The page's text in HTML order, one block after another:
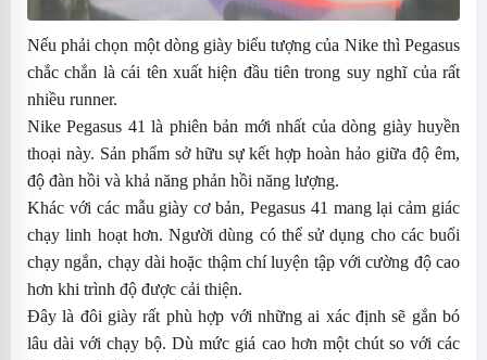
Nếu phải chọn một dòng giày biểu tượng của Nike thì Pegasus
chắc chắn là cái tên xuất hiện đầu tiên trong suy nghĩ của rất
nhiều runner.
Nike Pegasus 41 là phiên bản mới nhất của dòng giày huyền
thoại này. Sản phẩm sở hữu sự kết hợp hoàn hảo giữa độ êm,
độ đàn hồi và khả năng phản hồi năng lượng.
Khác với các mẫu giày cơ bản, Pegasus 41 mang lại cảm giác
chạy linh hoạt hơn. Người dùng có thể sử dụng cho các buổi
chạy ngắn, chạy dài hoặc thậm chí luyện tập với cường độ cao
hơn khi trình độ được cải thiện.
Đây là đôi giày rất phù hợp với những ai xác định sẽ gắn bó
lâu dài với chạy bộ. Dù mức giá cao hơn một chút so với các